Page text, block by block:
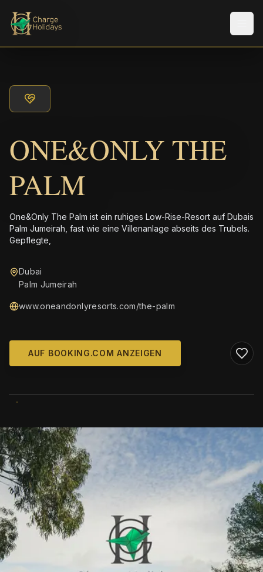
ONE&ONLY THE
PALM
One&Only The Palm ist ein ruhiges Low-Rise-Resort auf Dubais
Palm Jumeirah, fast wie eine Villenanlage abseits des Trubels.
Gepflegte,
Dubai
Palm Jumeirah
www.oneandonlyresorts.com/the-palm
AUF BOOKING.COM ANZEIGEN